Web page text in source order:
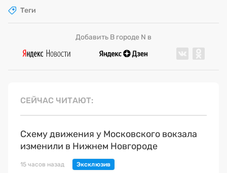
Теги
Добавить В городе N в
СЕЙЧАС ЧИТАЮТ
Схему движения у Московского вокзала
изменили в Нижнем Новгороде
15 часов назад